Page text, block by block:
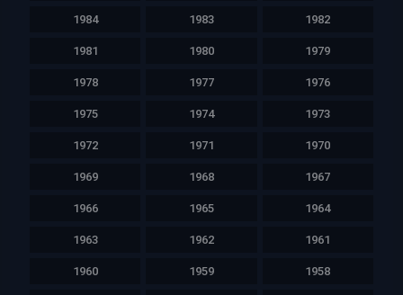
1984 1983 1982
1981 1980 1979
1978 1977 1976
1975 1974 1973
1972 1971 1970
1969 1968 1967
1966 1965 1964
1963 1962 1961
1960 1959 1958